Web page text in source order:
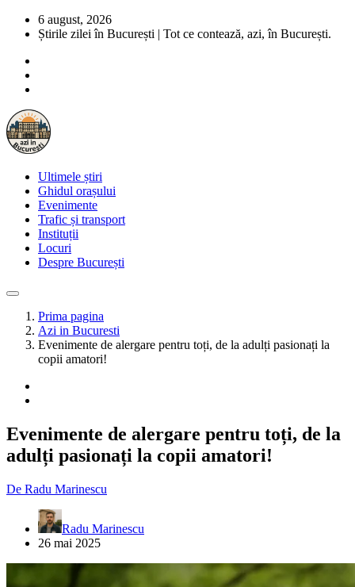
6 august, 2026
Știrile zilei în București | Tot ce contează, azi, în București.
Ultimele știri
Ghidul orașului
Evenimente
Trafic și transport
Instituții
Locuri
Despre București
Prima pagina
Azi in Bucuresti
Evenimente de alergare pentru toți, de la adulți pasionați la
copii amatori!
Evenimente de alergare pentru toți, de la
adulți pasionați la copii amatori!
De Radu Marinescu
Radu Marinescu
26 mai 2025